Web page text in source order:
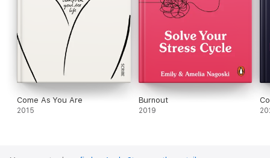
Come As You Are
2015
Burnout
2019